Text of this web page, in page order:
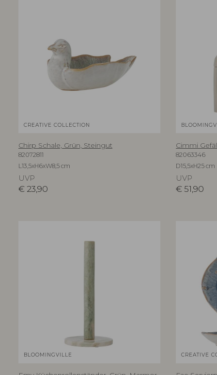
CREATIVE COLLECTION
Chirp Schale, Grün, Steingut
82072811
L13,5xH6xW8,5 cm
UVP
€ 23,90
Cimmi
82063346
D15,5xH25 cm
UVP
€51,90
BLOOMINGVILLE CREATIVE